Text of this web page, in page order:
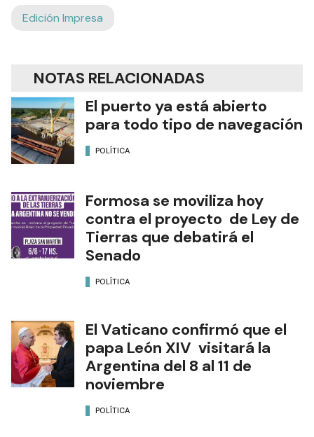
Edición Impresa
NOTAS RELACIONADAS
El puerto ya está abierto
para todo tipo de navegación
POLÍTICA
Formosa se moviliza hoy
contra el proyecto de Ley de
Tierras que debatirá el
Senado
POLÍTICA
El Vaticano confirmó que el
papa León XIV visitará la
Argentina del 8 al 11 de
noviembre
POLÍTICA